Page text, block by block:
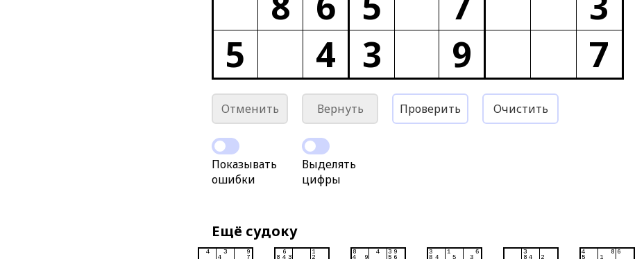
5
4 3 9 7
Отменить Вернуть Проверить Очистить
Показывать
ошибки
Выделять
цифры
Ещё судоку